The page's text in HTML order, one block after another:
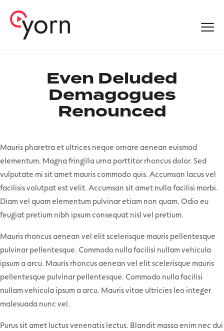
Even Deluded
Demagogues
Renounced
Mauris pharetra et ultrices neque ornare aenean euismod
elementum. Magna fringilla urna porttitor rhoncus dolor. Sed
vulputate mi sit amet mauris commodo quis. Accumsan lacus vel
facilisis volutpat est velit. Accumsan sit amet nulla facilisi morbi.
Diam vel quam elementum pulvinar etiam non quam. Odio eu
feugiat pretium nibh ipsum consequat nisl vel pretium.
Mauris rhoncus aenean vel elit scelerisque mauris pellentesque
pulvinar pellentesque. Commodo nulla facilisi nullam vehicula
ipsum a arcu. Mauris rhoncus aenean vel elit scelerisque mauris
pellentesque pulvinar pellentesque. Commodo nulla facilisi
nullam vehicula ipsum a arcu. Mauris vitae ultricies leo integer
malesuada nunc vel.
Purus sit amet luctus venenatis lectus. Blandit massa enim nec dui